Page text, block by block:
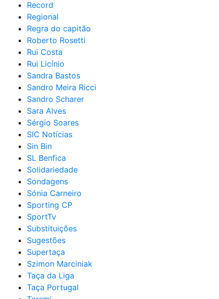
Record
Regional
Regra do capitão
Roberto Rosetti
Rui Costa
Rui Licínio
Sandra Bastos
Sandro Meira Ricci
Sandro Scharer
Sara Alves
Sérgio Soares
SIC Notícias
Sin Bin
SL Benfica
Solidariedade
Sondagens
Sónia Carneiro
Sporting CP
SportTv
Substituições
Sugestões
Supertaça
Szimon Marciniak
Taça da Liga
Taça Portugal